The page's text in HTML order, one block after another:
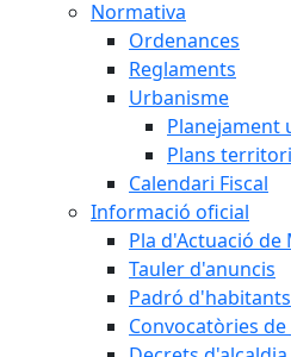
Normativa
Ordenances
Reglaments
Urbanisme
Planejament
Plans
Calendari Fiscal
Informació oficial
Pla d'Actuació de
Tauler d'anuncis
Padró d'habitants
Convocatòries